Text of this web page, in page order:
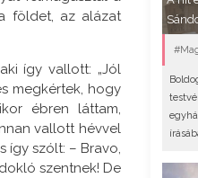
földet, az alázat
így vallott: „Jól
megkértek, hogy
ébren láttam,
vallott hévvel
így szólt: – Bravo,
szentnek! De